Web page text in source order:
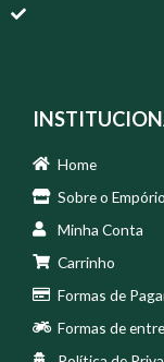
Home
Sobre o
Minha Conta
Carrinho
Formas de
Formas de